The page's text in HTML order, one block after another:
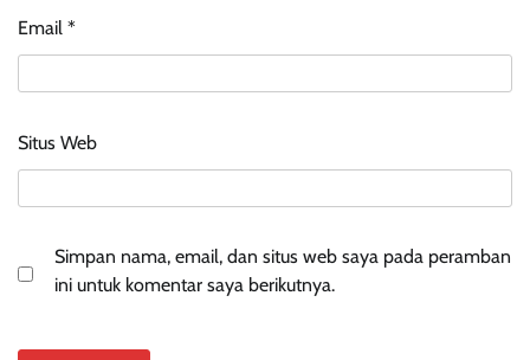
Email *
Situs Web
Simpan nama, email, dan situs web saya pada peramban
ini untuk komentar saya berikutnya.